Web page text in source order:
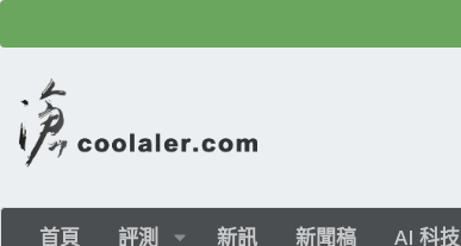
首頁 評測 新訊 新聞稿 AI 科技